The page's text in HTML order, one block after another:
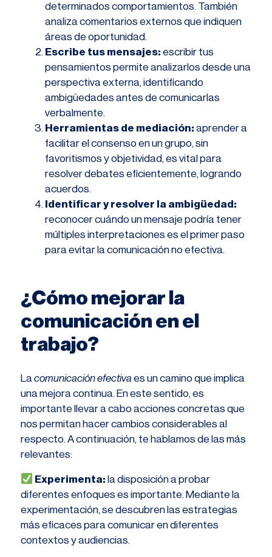
determinados comportamientos. También
analiza comentarios externos que indiquen
áreas de oportunidad.
Escribe tus mensajes: escribir tus
pensamientos permite analizarlos desde una
perspectiva externa, identificando
ambigüedades antes de comunicarlas
verbalmente.
Herramientas de mediación: aprender a
facilitar el consenso en un grupo, sin
favoritismos y objetividad, es vital para
resolver debates eficientemente, logrando
acuerdos.
Identificar y resolver la ambigüedad:
reconocer cuándo un mensaje podría tener
múltiples interpretaciones es el primer paso
para evitar la comunicación no efectiva.
¿Cómo mejorar la
comunicación en el
trabajo?
La comunicación efectiva es un camino que implica
una mejora continua. En este sentido, es
importante llevar a cabo acciones concretas que
nos permitan hacer cambios considerables al
respecto. A continuación, te hablamos de las más
relevantes:
Experimenta: la disposición a probar
diferentes enfoques es importante. Mediante la
experimentación, se descubren las estrategias
más eficaces para comunicar en diferentes
contextos y audiencias.